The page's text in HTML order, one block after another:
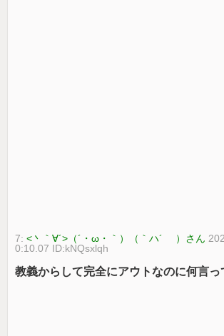
7:<丶｀∀´>（´・ω・｀）（｀ハ´ ）さん
0:10.07 ID:kNQsxlqh
教義からして完全にアウトなのに何言っ